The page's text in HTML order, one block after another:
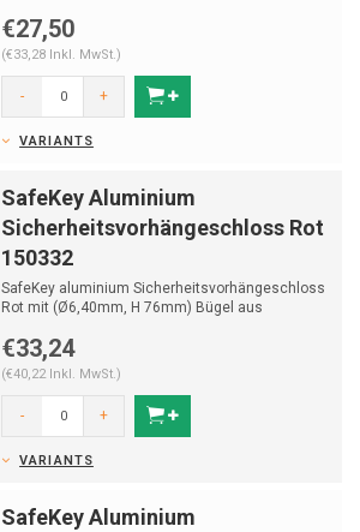
€27,50
(€33,28 Inkl. MwSt.)
- +
VARIANTS
SafeKey Aluminium
Sicherheitsvorhängeschloss Rot
150332
SafeKey aluminium Sicherheitsvorhängeschloss
Rot mit (Ø6,40mm, H 76mm) Bügel aus
€33,24
(€40,22 Inkl. MwSt.)
- +
VARIANTS
SafeKey Aluminium